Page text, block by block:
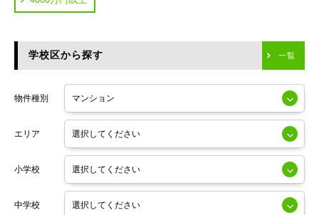
川崎市中原区
川崎市高津区
東京メトロ日比谷線
小田急線
東京メトロ半蔵門線
東京メトロ副都心線
東京メトロ有楽町線
学校区から探す 一覧
物件種別
エリア
小学校
中学校